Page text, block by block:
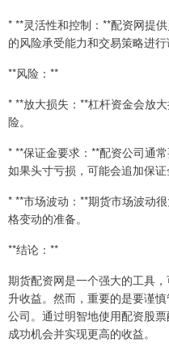
* **灵活性和控制：**配资网提
的风险承受能力和交易策略进行
**风险：**
* **放大损失：**杠杆资金会放
险。
* **保证金要求：**配资公司通
如果头寸亏损，可能会追加保证
* **市场波动：**期货市场波动
格变动的准备。
**结论：**
期货配资网是一个强大的工具
升收益。然而，重要的是要谨
公司。通过明智地使用配资股
成功机会并实现更高的收益。